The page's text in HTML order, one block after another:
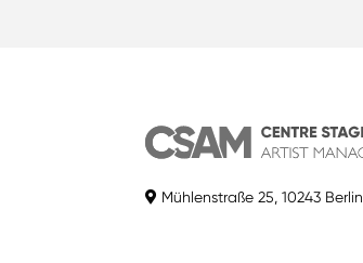
Mühlenstraße 25, 10243 Berlin